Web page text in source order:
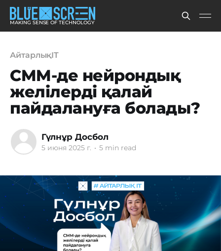
MAKING SENSE OF TECHNOLOGY
АйтарлықIT
СMM-де нейрондық
желілерді қалай
пайдалануға болады?
Гүлнұр Досбол
5 июня 2025 г. • 5 min read